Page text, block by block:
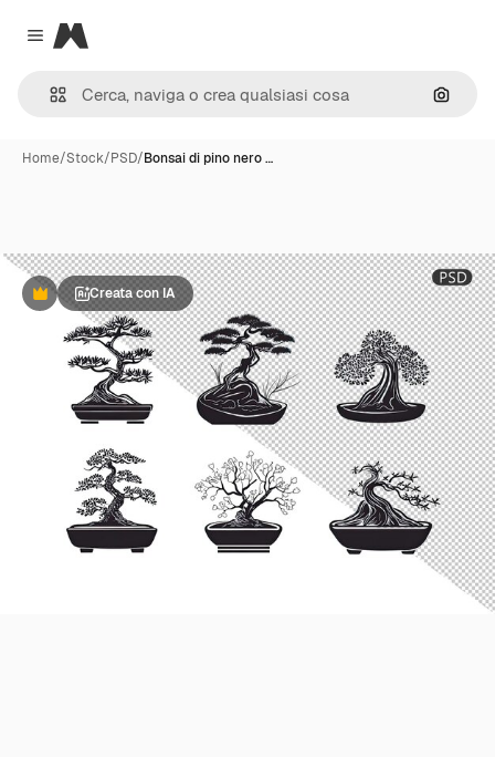
Close menu
Magnific
Cerca
Home/Stock/PSD/Bonsai di pino nero …
PremiumCreata con IA